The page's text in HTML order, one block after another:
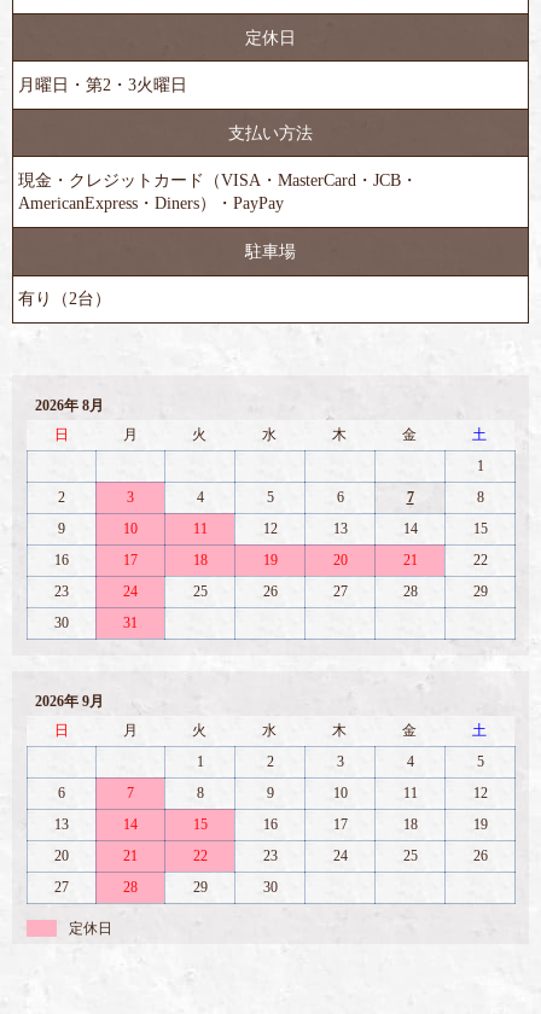
定休日
月曜日・第2・3火曜日
支払い方法
現金・クレジットカード（VISA・MasterCard・JCB・
AmericanExpress・Diners）・PayPay
駐車場
有り（2台）
2026年 8月
日
月 火 水 木 金
土
1
2
3 4 5 6 7
8
9
10 11 12 13 14
15
16
17 18 19 20 21
22
23
24 25 26 27 28
29
30
31
2026年 9月
日
月 火 水 木 金
土
1
2 3 4
5
6
7 8 9 10 11
12
13
14 15 16 17 18
19
20
21 22 23 24 25
26
27
28 29 30
定休日